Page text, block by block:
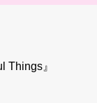
Things』